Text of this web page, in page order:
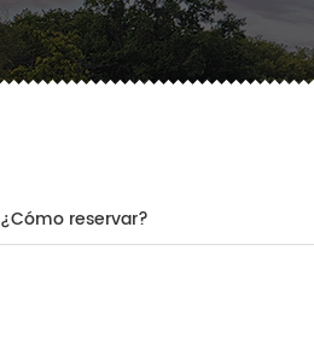
¿Cómo reservar?